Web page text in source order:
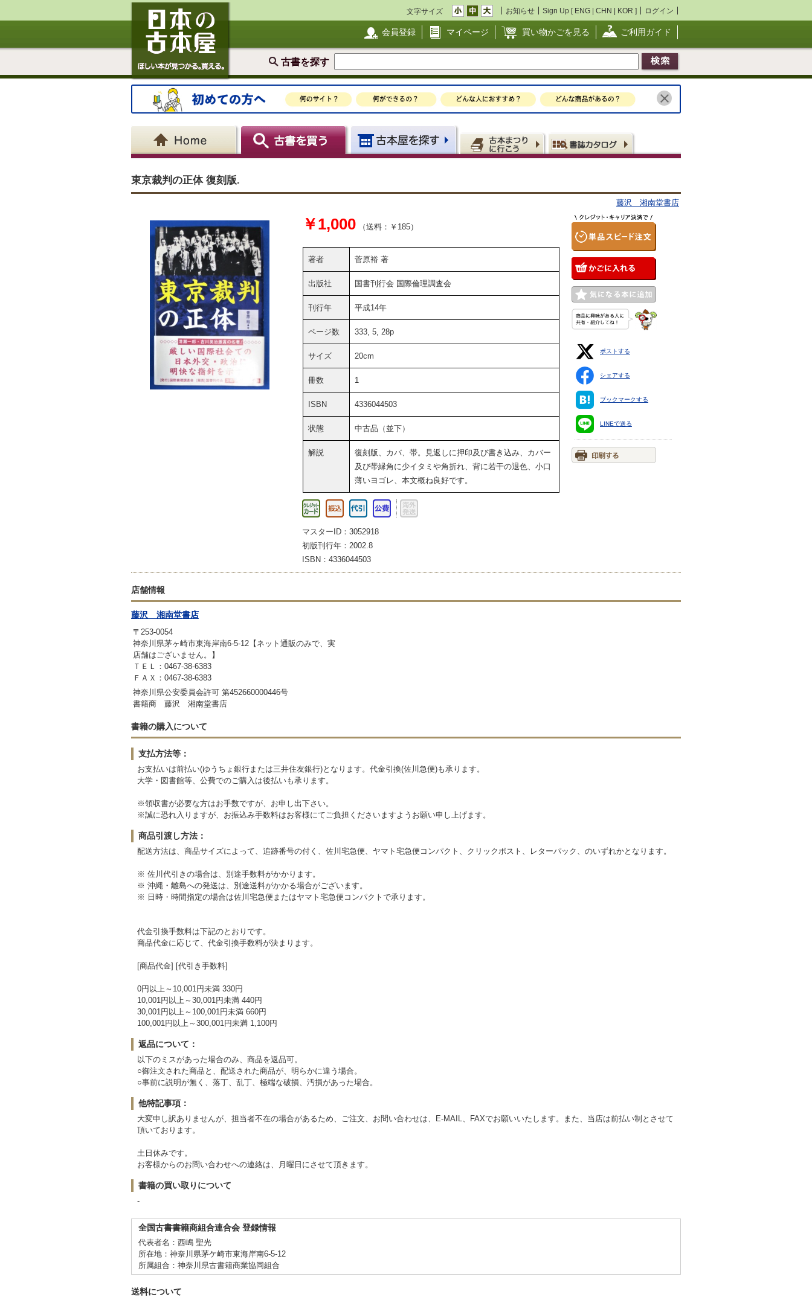
文字サイズ お知らせ Sign Up [ ENG | CHN | KOR ] ログイン
会員登録 マイページ 買い物かごを見る ご利用ガイド
古書を探す
東京裁判の正体 復刻版.
藤沢 湘南堂書店
￥1,000 （送料：￥185）
著者 菅原裕 著
出版社 国書刊行会 国際倫理調査会
刊行年 平成14年
ページ数 333, 5, 28p
サイズ 20cm
冊数 1
ISBN 4336044503
状態 中古品（並下）
解説
復刻版、カバ、帯。見返しに押印及び書き込み、カバー
及び帯縁角に少イタミや角折れ、背に若干の退色、小口
薄いヨゴレ、本文概ね良好です。
マスターID：3052918
初版刊行年：2002.8
ISBN：4336044503
ポストする
シェアする
ブックマークする
LINEで送る
店舗情報
藤沢 湘南堂書店
〒253-0054
神奈川県茅ヶ崎市東海岸南6-5-12【ネット通販のみで、実
店舗はございません。】
ＴＥＬ：0467-38-6383
ＦＡＸ：0467-38-6383
神奈川県公安委員会許可 第452660000446号
書籍商 藤沢 湘南堂書店
書籍の購入について
支払方法等：
お支払いは前払い(ゆうちょ銀行または三井住友銀行)となります。代金引換(佐川急便)も承ります。
大学・図書館等、公費でのご購入は後払いも承ります。
※領収書が必要な方はお手数ですが、お申し出下さい。
※誠に恐れ入りますが、お振込み手数料はお客様にてご負担くださいますようお願い申し上げます。
商品引渡し方法：
配送方法は、商品サイズによって、追跡番号の付く、佐川宅急便、ヤマト宅急便コンパクト、クリックポスト、レターパック、のいずれかとなります。
※ 佐川代引きの場合は、別途手数料がかかります。
※ 沖縄・離島への発送は、別途送料がかかる場合がございます。
※ 日時・時間指定の場合は佐川宅急便またはヤマト宅急便コンパクトで承ります。
代金引換手数料は下記のとおりです。
商品代金に応じて、代金引換手数料が決まります。
[商品代金] [代引き手数料]
0円以上～10,001円未満 330円
10,001円以上～30,001円未満 440円
30,001円以上～100,001円未満 660円
100,001円以上～300,001円未満 1,100円
返品について：
以下のミスがあった場合のみ、商品を返品可。
○御注文された商品と、配送された商品が、明らかに違う場合。
○事前に説明が無く、落丁、乱丁、極端な破損、汚損があった場合。
他特記事項：
大変申し訳ありませんが、担当者不在の場合があるため、ご注文、お問い合わせは、E‐MAIL、FAXでお願いいたします。また、当店は前払い制とさせて
頂いております。
土日休みです。
お客様からのお問い合わせへの連絡は、月曜日にさせて頂きます。
書籍の買い取りについて
-
全国古書書籍商組合連合会 登録情報
代表者名：西嶋 聖光
所在地：神奈川県茅ケ崎市東海岸南6-5-12
所属組合：神奈川県古書籍商業協同組合
送料について